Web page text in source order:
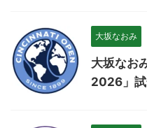
大坂なおみ
大坂なお
2026」試